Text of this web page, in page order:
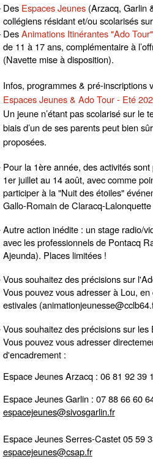
Des Espaces Jeunes (Arzacq, Garlin
collégiens résidant et/ou scolarisés
DesAnimations Itinérantes "Ado Tour"
de 11 à 17 ans, complémentaire à
(Navette mise à disposition).
Infos, programmes & pré-inscriptions
Espaces Jeunes & Ado Tour - Eté
Un jeune n’étant pas scolarisé sur le
biais d’un de ses parents peut bien
proposées.
Pour la 1ère année, des activités
1er juillet au 14 août, avec comme
participer à la "Nuit des étoiles"
Gallo-Romain de Claracq-
Autre action inédite : un stage radio/
avec les professionnels de Pontacq
Ajeunda). Places limitées !
Vous souhaitez des précisions sur
Vous pouvez vous adresser à Lou,
estivales
Vous souhaitez des précisions sur les
Vous pouvez vous adresser
d'encadrement :
Espace Jeunes Arzacq : 06 81 92 39
Espace Jeunes Garlin : 07 88 66 60
espacejeunes@sivosgarlin.fr
Espace Jeunes Serres-Castet 05 59
espacejeunes@csap.fr